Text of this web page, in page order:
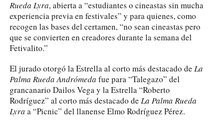
Rueda Lyra, abierta a “estudiantes o cineastas sin mucha
experiencia previa en festivales” y para quienes, como
recogen las bases del certamen, “no sean cineastas pero
que se convierten en creadores durante la semana del
Fetivalito.”
El jurado otorgó la Estrella al corto más destacado de La
Palma Rueda Andrómeda fue para “Talegazo” del
grancanario Dailos Vega y la Estrella “Roberto
Rodríguez” al corto más destacado de La Palma Rueda
Lyra a “Picnic” del llanense Elmo Rodríguez Pérez.